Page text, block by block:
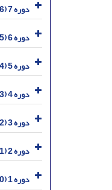
دوره 7 (1396)
دوره 6 (1395)
دوره 5 (1394)
دوره 4 (1393)
دوره 3 (1392)
دوره 2 (1391)
دوره 1 (1390)